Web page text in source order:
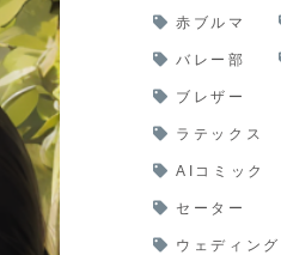
赤ブルマ
バレー部
ブレザー
ラテックス
AIコミック
セーター
ウェディング